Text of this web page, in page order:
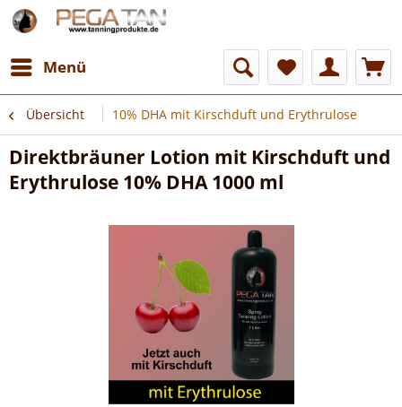
Menü
Übersicht 10% DHA mit Kirschduft und Erythrulose
Direktbräuner Lotion mit Kirschduft und
Erythrulose 10% DHA 1000 ml